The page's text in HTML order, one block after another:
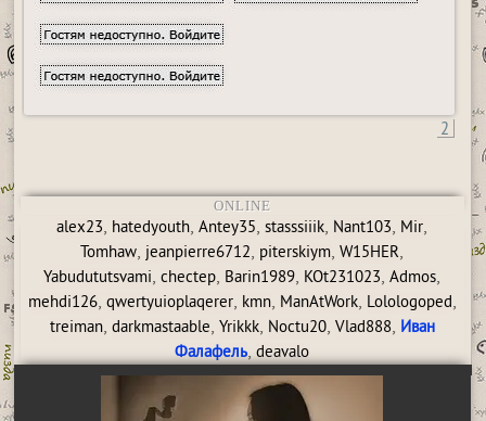
2
ONLINE
alex23, hatedyouth,Antey35,stasssiiik, Nant103, Mir,
Tomhaw, jeanpierre6712, piterskiym,W15HER,
Yabudututsvami,chectep, Barin1989, KOt231023,Admos,
mehdi126, qwertyuioplaqerer, kmn, ManAtWork, Lolologoped,
treiman, darkmastaable, Yrikkk, Noctu20, Vlad888, Иван
Фалафель,deavalo